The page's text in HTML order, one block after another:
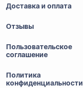
Доставка и оплата
Отзывы
Пользовательское
соглашение
Политика
конфиденциальности